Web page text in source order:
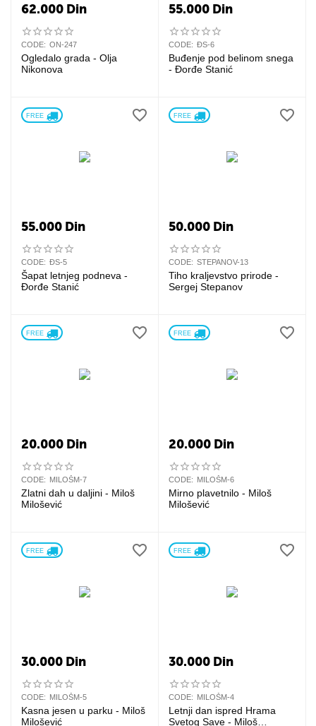
62.000 Din
CODE: ON-247
Ogledalo grada - Olja
Nikonova
55.000 Din
CODE: ĐS-6
Buđenje pod belinom snega
- Đorđe Stanić
FREE
55.000 Din
CODE: ĐS-5
Šapat letnjeg podneva -
Đorđe Stanić
FREE
50.000 Din
CODE: STEPANOV-13
Tiho kraljevstvo prirode -
Sergej Stepanov
FREE
20.000 Din
CODE: MILOŠM-7
Zlatni dah u daljini - Miloš
Milošević
FREE
20.000 Din
CODE: MILOŠM-6
Mirno plavetnilo - Miloš
Milošević
FREE
30.000 Din
CODE: MILOŠM-5
Kasna jesen u parku - Miloš
Milošević
FREE
30.000 Din
CODE: MILOŠM-4
Letnji dan ispred Hrama
Svetog Save - Miloš